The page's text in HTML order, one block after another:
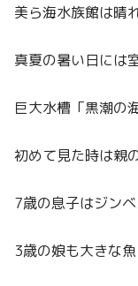
美ら海水族館は晴
真夏の暑い日には
巨大水槽「黒潮の
初めて見た時は親
7歳の息子はジンベ
3歳の娘も大きな